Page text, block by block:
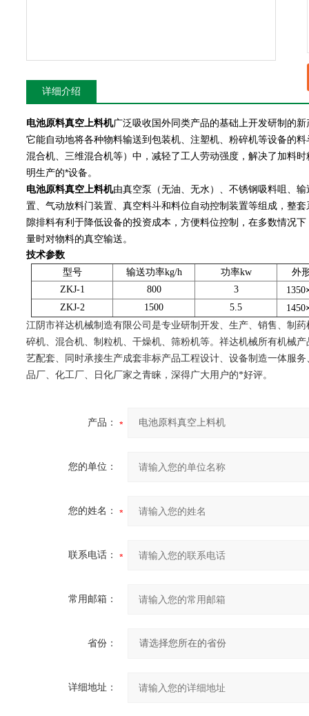
详细介绍
电池原料真空上料机广泛吸收国外同类产品的基础上开发研制的
它能自动地将各种物料输送到包装机、注塑机、粉碎机等设备的
混合机、三维混合机等）中，减轻了工人劳动强度，解决了加料
明生产的*设备。
电池原料真空上料机由真空泵（无油、无水）、不锈钢吸料咀、
置、气动放料门装置、真空料斗和料位自动控制装置等组成，整
隙排料有利于降低设备的投资成本，方便料位控制，在多数情况
量时对物料的真空输送。
技术参数
型号
输送功率kg/h 功率kw
外
ZKJ-1
800 3 1350
ZKJ-2 1500 5.5 1450
江阴市祥达机械制造有限公司是专业研制开发、生产、销售、制
碎机、混合机、制粒机、干燥机、筛粉机等。祥达机械所有机械
艺配套、同时承接生产成套非标产品工程设计、设备制造一体服
品厂、化工厂、日化厂家之青睐，深得广大用户的*好评。
产品：
您的单位：
您的姓名：
联系电话：
常用邮箱：
省份：
详细地址：